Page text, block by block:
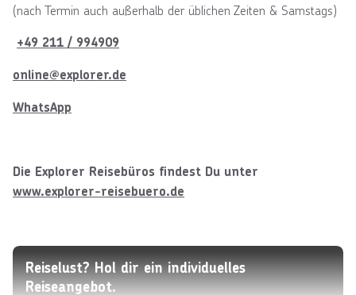
(nach Termin auch außerhalb der üblichen Zeiten & Samstags)
+49 211 / 994909
online@explorer.de
WhatsApp
Die Explorer Reisebüros findest Du unter
www.explorer-reisebuero.de
Reiselust? Hol dir ein individuelles
Reiseangebot.